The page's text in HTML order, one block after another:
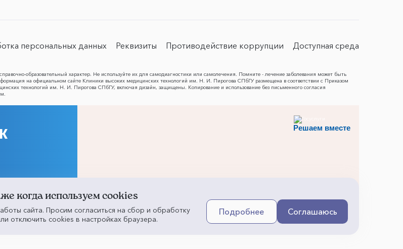
персональных данных Реквизиты Противодействие коррупции Доступная среда
образовательный характер. Не используйте их для самодиагностики или самолечения. Помните - лечение заболевания может быть
на официальном сайте Клиники высоких медицинских технологий им. Н. И. Пирогова СПбГУ размещена в соответствии с Приказом
технологий им. Н. И. Пирогова СПбГУ, включая дизайн, защищены. Копирование и использование без письменного согласия
Решаем вместе
когда используем cookies
сайта. Просим согласиться на сбор и обработку
отключить cookies в настройках браузера.
Подробнее Соглашаюсь